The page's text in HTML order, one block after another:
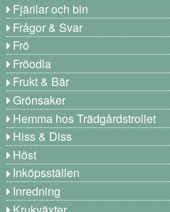
Fjärilar och bin
Frågor & Svar
Frö
Fröodla
Frukt & Bär
Grönsaker
Hemma hos Trädgårdstrollet
Hiss & Diss
Höst
Inköpsställen
Inredning